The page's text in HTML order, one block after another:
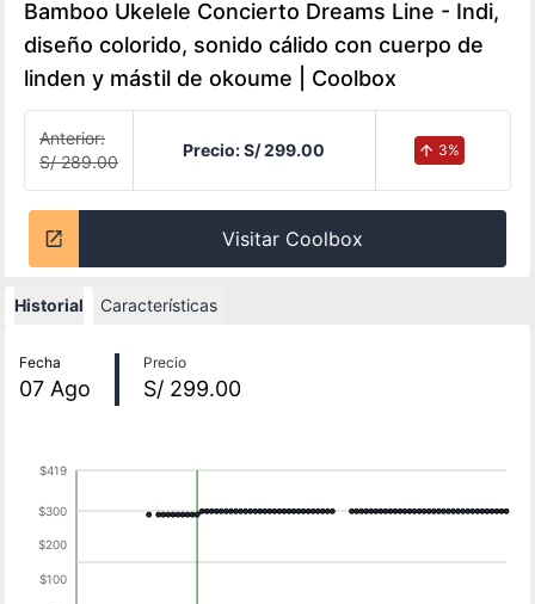
Bamboo Ukelele Concierto Dreams Line - Indi,
diseño colorido, sonido cálido con cuerpo de
linden y mástil de okoume | Coolbox
Anterior:
S/ 289.00
Precio:S/ 299.00 3%
Visitar Coolbox
Historial Características
Fecha
07 Ago
Precio
S/ 299.00
$100
$200
$300
$419